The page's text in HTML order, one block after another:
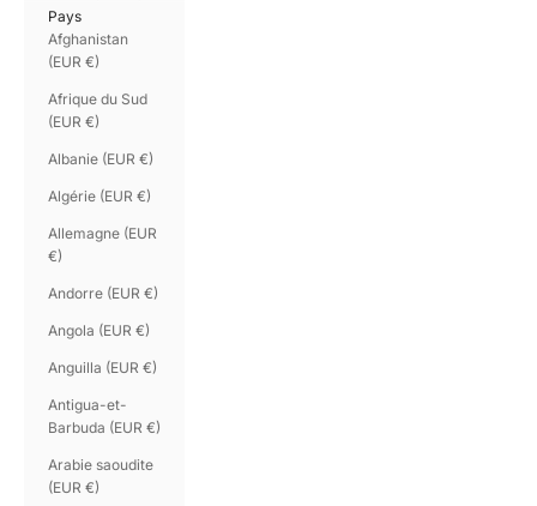
Pays
Afghanistan
(EUR €)
Afrique du Sud
(EUR €)
Albanie (EUR €)
Algérie (EUR €)
Allemagne (EUR
€)
Andorre (EUR €)
Angola (EUR €)
Anguilla (EUR €)
Antigua-et-
Barbuda (EUR €)
Arabie saoudite
(EUR €)